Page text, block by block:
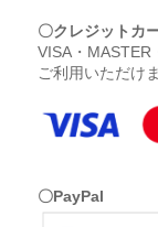
〇クレジットカ
VISA・MASTER
ご利用いただけ
〇PayPal